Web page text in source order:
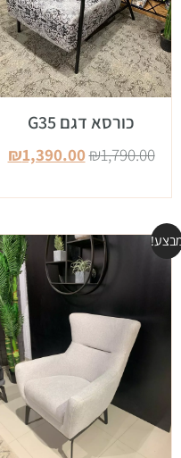
כורסא דגם G35
₪1,790.00
₪1,390.00